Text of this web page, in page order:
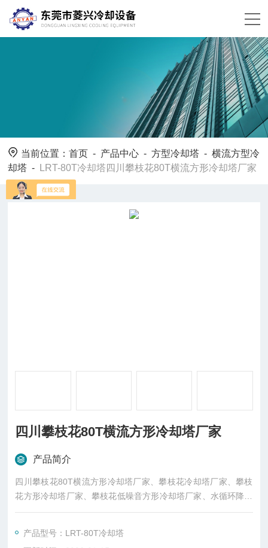
当前位置：首页 - 产品中心 -方型冷却塔 -横流方型冷
却塔 - LRT-80T冷却塔四川攀枝花80T横流方形冷却塔厂家
四川攀枝花80T横流方形冷却塔厂家
产品简介
四川攀枝花80T横流方形冷却塔厂家、攀枝花冷却塔厂家、攀枝
花方形冷却塔厂家、攀枝花低噪音方形冷却塔厂家、水循环降温
冷却塔厂家、横流方形冷却塔厂家、LRT-80T冷却塔厂家、安研
产品型号：LRT-80T冷却塔